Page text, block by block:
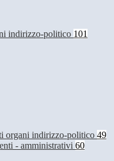
indirizzo-politico 101
organi indirizzo-politico 49
- amministrativi 60